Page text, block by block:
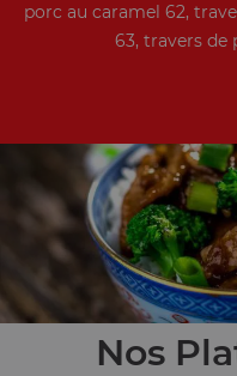
porc au caramel 62,
63, travers de
Nos